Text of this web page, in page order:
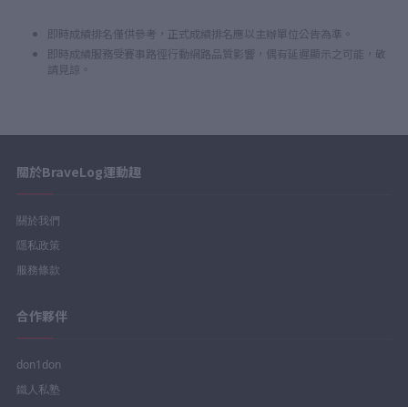
即時成績排名僅供參考，正式成績排名應以主辦單位公告為準。
即時成績服務受賽事路徑行動網路品質影響，偶有延遲顯示之可能，敬
請見諒。
關於BraveLog運動趣
關於我們
隱私政策
服務條款
合作夥伴
don1don
鐵人私塾